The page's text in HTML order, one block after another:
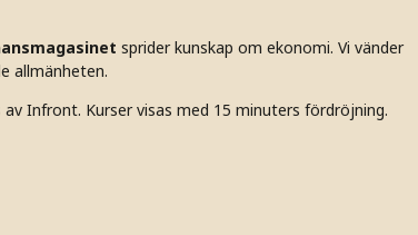
sprider kunskap om ekonomi. Vi vänder
allmänheten.
Infront. Kurser visas med 15 minuters fördröjning.